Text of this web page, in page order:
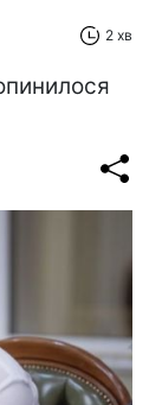
2 хв